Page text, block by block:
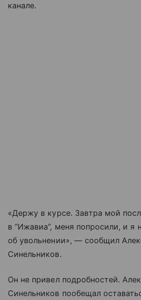
канале.
«Держу в курсе. Завтра мой
в “Ижавиа”, меня попросили, и я
об увольнении», — сообщил
Синельников.
Он не привел подробностей.
Синельников пообещал